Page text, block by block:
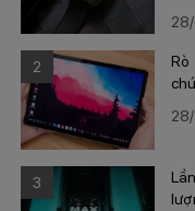
2
Rò
3